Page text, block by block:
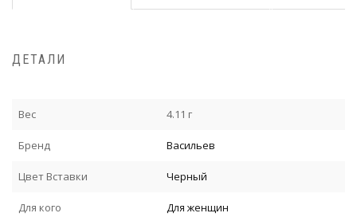
ДЕТАЛИ
Вес 4.11 г
Бренд Васильев
Цвет Вставки Черный
Для кого Для женщин